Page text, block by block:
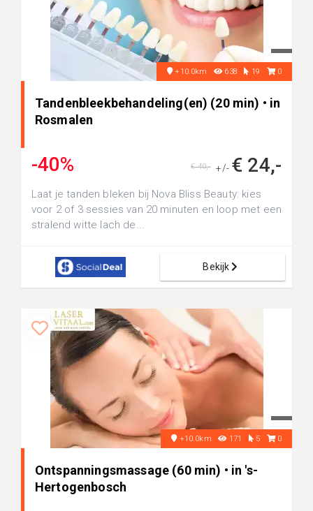
+10.0km 638 19 0
Tandenbleekbehandeling(en) (20 min) • in
Rosmalen
-40% +/- € 24,-
€ 40,-
Laat je tanden bleken bij Nova Bliss Beauty: kies
voor 2 of 3 sessies van 20 minuten en loop met een
stralend witte lach de...
Bekijk
+10.0km 171 5 0
Ontspanningsmassage (60 min) • in 's-
Hertogenbosch